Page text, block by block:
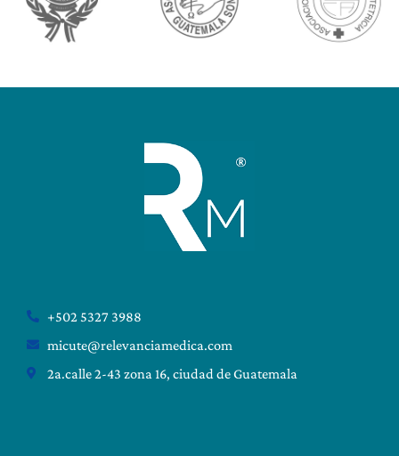
+502 5327 3988
micute@relevanciamedica.com
2a.calle 2-43 zona 16, ciudad de Guatemala